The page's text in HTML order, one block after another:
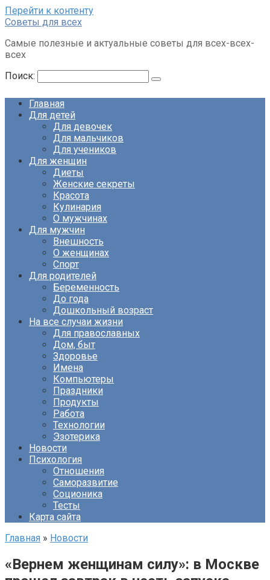
Перейти к контенту
Советы для всех
Самые полезные и актуальные советы для всех-всех-
всех
Поиск:
Главная
Для детей
Для девочек
Для мальчиков
Для учеников
Для женщин
Диеты
Женские секреты
Красота
Кулинария
О мужчинах
Для мужчин
Внешность
О женщинах
Спорт
Для родителей
Беременность
До года
Дошкольный возраст
На все случаи жизни
Для православных
Дом, быт
Здоровье
Имена
Компьютеры
Праздники
Продукты
Работа
Технологии
Эзотерика
Новости
Психология
Отношения
Саморазвитие
Соционика
Тесты
Карта сайта
Главная » Новости
«Вернем женщинам силу»: в Москве